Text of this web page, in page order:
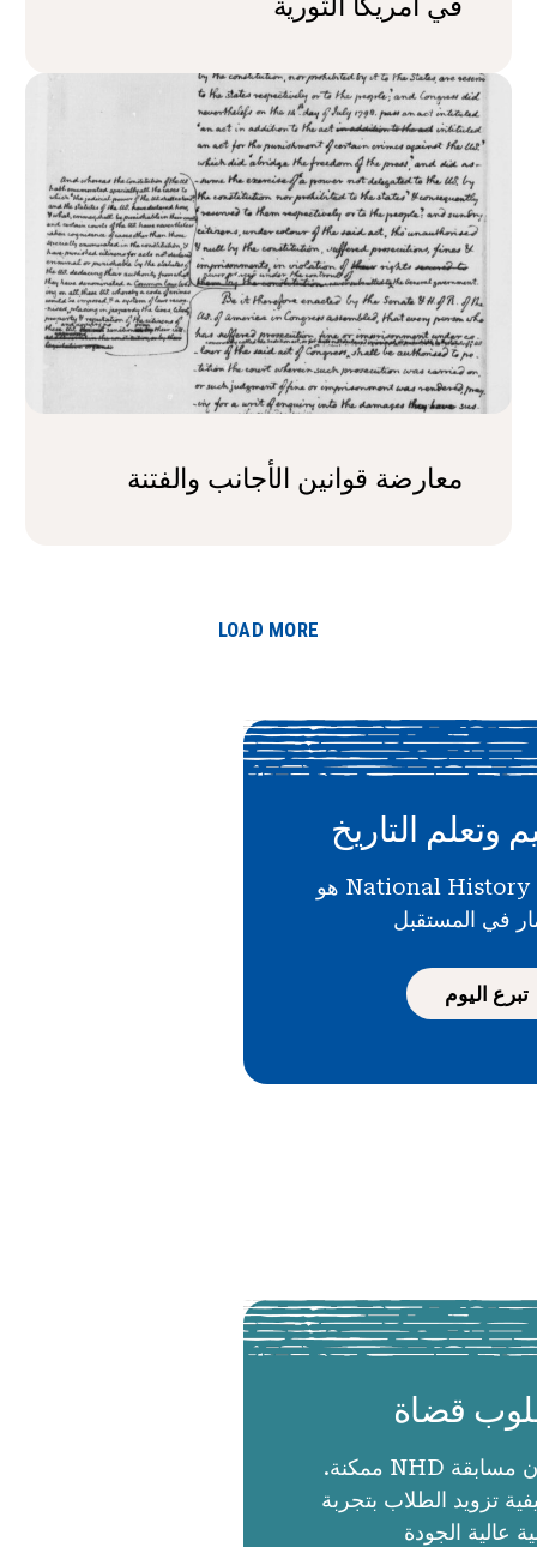
معارضة قوانين الأجانب والفتنة
LOAD MORE
وتعلم التاريخ
دعمك لـ National History Day هو
في المستقبل
تبرع اليوم
قضاة
الحكام يجعلون مسابقة NHD ممكنة.
تزويد الطلاب بتجربة
عالية الجودة